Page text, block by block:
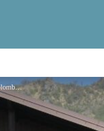
BnB La Colombine